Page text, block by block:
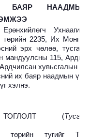
БАЯР НААДМЫН
Ухнаагийн
төрийн 2235, Их Монгол
эрх чөлөө, тусгаар
мандуулсны 115, Ардын
Ардчилсан хувьсгалын 36
их баяр наадмын үйл
хэлнэ.
(Тусгай
төрийн тугийг Төв